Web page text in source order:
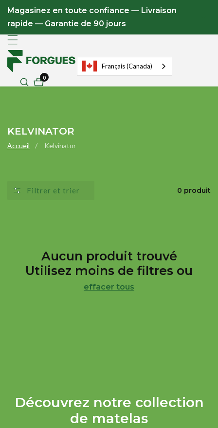
Magasinez en toute confiance — Livraison
rapide — Garantie de 90 jours
Français (Canada)
00
articles
COLLECTION
:
KELVINATOR
Accueil Kelvinator
Filtrer et trier 0 produit
Aucun produit trouvé
Utilisez moins de filtres ou
effacer tous
Découvrez notre collection
de matelas